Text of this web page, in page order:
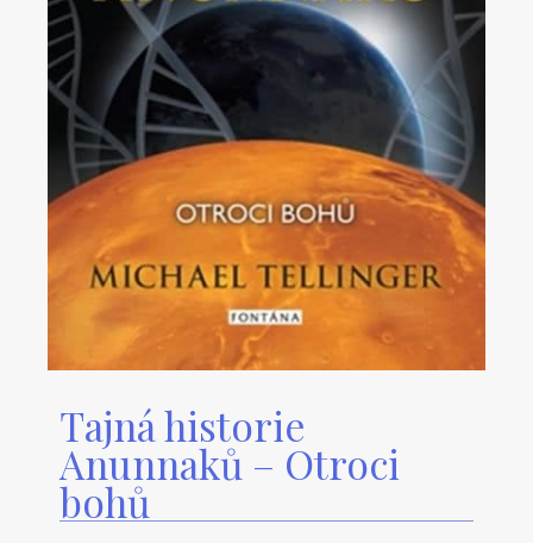
Tajná historie
Anunnaků – Otroci
bohů